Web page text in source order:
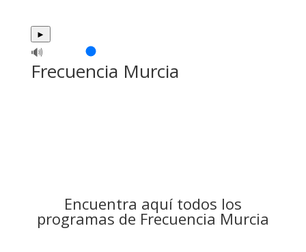
►
🔊
Frecuencia Murcia
Encuentra aquí todos los
programas de Frecuencia Murcia